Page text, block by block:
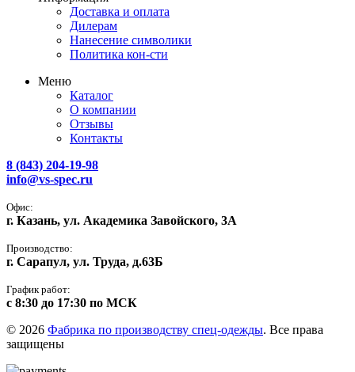
Доставка и оплата
Дилерам
Нанесение символики
Политика кон-сти
Меню
Каталог
О компании
Отзывы
Контакты
8 (843) 204-19-98
info@vs-spec.ru
Офис:
г. Казань, ул. Академика Завойского, 3А
Производство:
г. Сарапул, ул. Труда, д.63Б
График работ:
с 8:30 до 17:30 по МСК
© 2026 Фабрика по производству спец-одежды. Все права
защищены